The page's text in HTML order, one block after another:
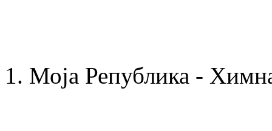
1. Моја Република -